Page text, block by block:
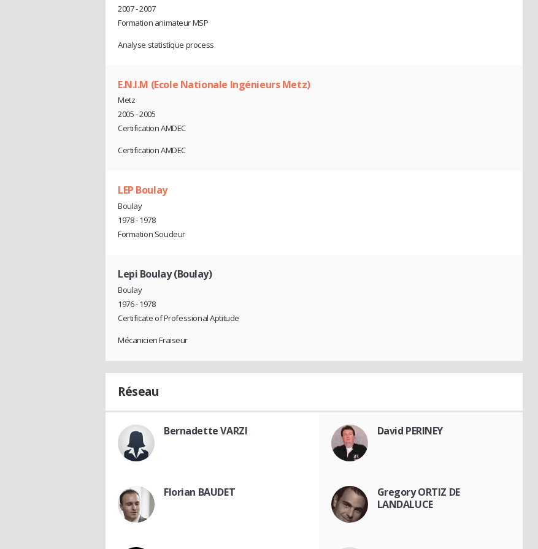
2007 - 2007
Formation animateur MSP
Analyse statistique process
E.N.I.M (Ecole Nationale Ingénieurs Metz)
Metz
2005 - 2005
Certification AMDEC
Certification AMDEC
LEP Boulay
Boulay
1978 - 1978
Formation Soudeur
Lepi Boulay (Boulay)
Boulay
1976 - 1978
Certificate of Professional Aptitude
Mécanicien Fraiseur
Réseau
Bernadette VARZI David PERINEY
Florian BAUDET
Gregory ORTIZ DE
LANDALUCE